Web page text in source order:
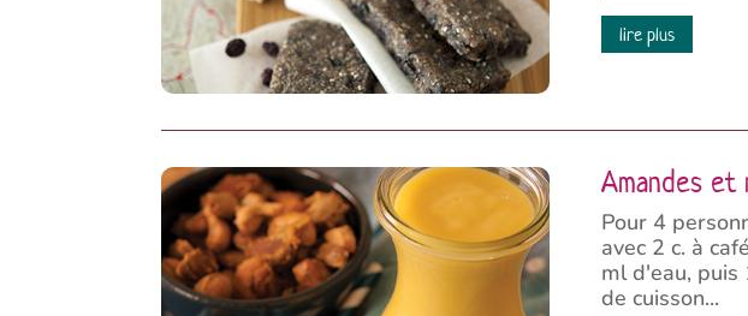
lire plus
Amandes et
Pour 4
avec 2 c. à
ml d'eau, puis
de cuisson...